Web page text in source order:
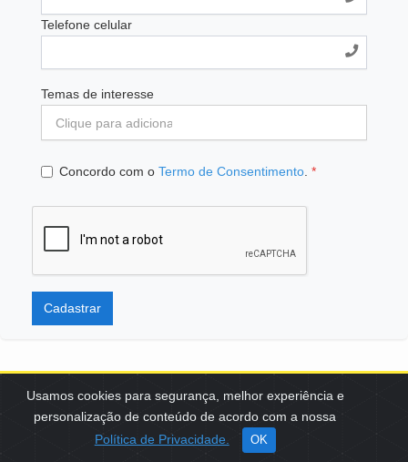
Usamos cookies para segurança, melhor experiência e
personalização de conteúdo de acordo com a nossa
Política de Privacidade.
OK
Telefone celular
Temas de interesse
Concordo com o Termo de Consentimento *
Cadastrar
SCES, TRECHO 02, LOTE 22 CEP: 70200-002 | BRASÍLIA (DF) | +55
61 3108-7000 / FBB@FBB.ORG.BR